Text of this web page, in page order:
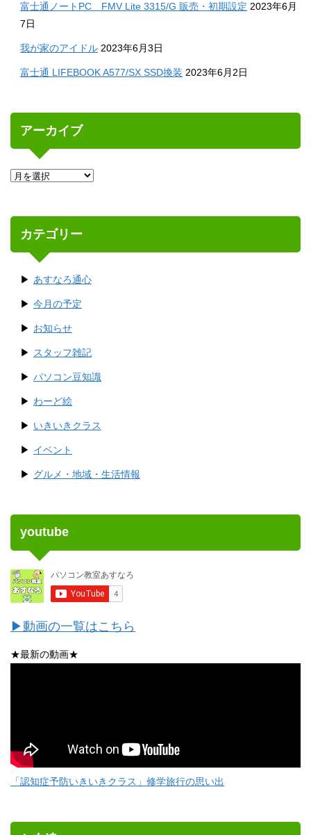
富士通ノートPC FMV Lite 3315/G 販売・初期設定 2023年6月
7日
我が家のアイドル 2023年6月3日
富士通 LIFEBOOK A577/SX SSD換装 2023年6月2日
アーカイブ
カテゴリー
あすなろ通心
今月の予定
お知らせ
スタッフ雑記
パソコン豆知識
わーど絵
いきいきクラス
イベント
グルメ・地域・生活情報
youtube
▶動画の一覧はこちら
★最新の動画★
「認知症予防いきいきクラス」修学旅行の思い出